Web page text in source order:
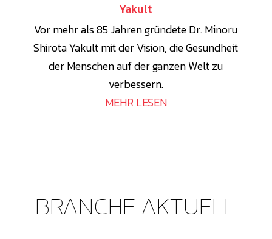
Yakult
Vor mehr als 85 Jahren gründete Dr. Minoru
Shirota Yakult mit der Vision, die Gesundheit
der Menschen auf der ganzen Welt zu
verbessern.
MEHR LESEN
BRANCHE AKTUELL